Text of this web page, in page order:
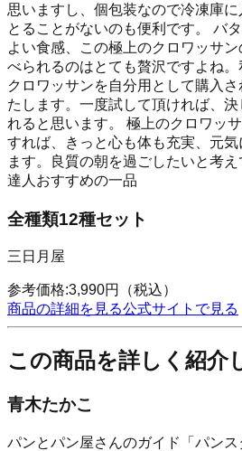
思いますし、個包装なので冷凍庫
とることがないのも便利です。 バ
よい食感、この極上のクロワッサ
べられるのはとても贅沢ですよね。
クロワッサンを自分用として購入
たします。一度試して頂ければ、
れると思います。 極上のクロワッ
すれば、きっと心も体も充実、元
ます。良質の朝を過ごしたいと考え
達人おすすめの一品
全種類12種セット
三日月屋
参考価格:3,990円
（税込）
商品の詳細を見る公式サイトで見る
この商品を詳しく紹介
青木たかこ
パンとパン屋さんのガイド「パン